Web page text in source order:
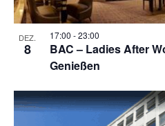
DEZ.
8
BAC – Ladies After
Genießen
17:00 -23:00